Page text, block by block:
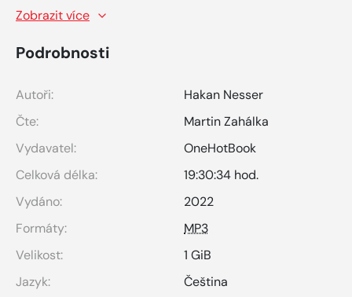
Zobrazit více
Podrobnosti
Autoři:
Hakan Nesser
Čte:
Martin Zahálka
Vydavatel:
OneHotBook
Celková délka:
19:30:34 hod.
Vydáno:
2022
Formáty:
MP3
Velikost:
1 GiB
Jazyk:
Čeština